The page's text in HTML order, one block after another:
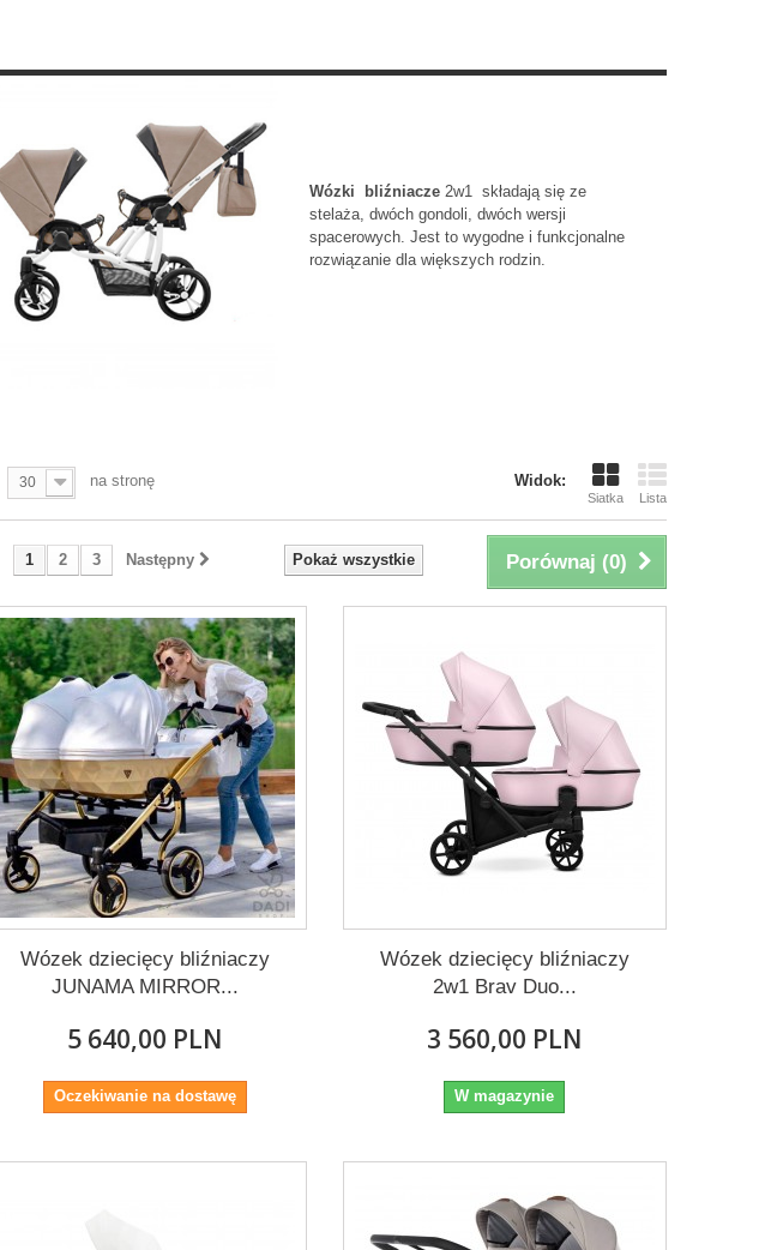
Wózki bliźniacze 2w1 składają się ze
stelaża, dwóch gondoli, dwóch wersji
spacerowych. Jest to wygodne i funkcjonalne
rozwiązanie dla większych rodzin.
Widok:
Siatka Lista
30 na stronę
Porównaj (0)
Pokaż wszystkie
1 2 3 Następny
Wózek dziecięcy bliźniaczy
JUNAMA MIRROR...
5 640,00 PLN
Oczekiwanie na dostawę
Wózek dziecięcy bliźniaczy
2w1 Brav Duo...
3 560,00 PLN
W magazynie